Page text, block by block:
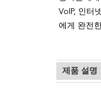
VoIP, 인터
에게 완전
제품 설명